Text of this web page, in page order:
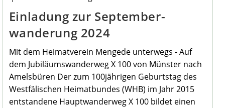
Einladung zur September-
wanderung 2024
Mit dem Heimatverein Mengede unterwegs - Auf
dem Jubiläumswanderweg X 100 von Münster nach
Amelsbüren Der zum 100jährigen Geburtstag des
Westfälischen Heimatbundes (WHB) im Jahr 2015
entstandene Hauptwanderweg X 100 bildet einen